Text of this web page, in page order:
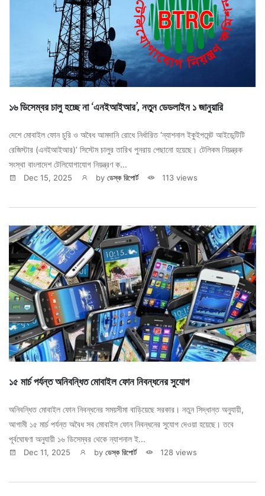
১৬ ডিসেম্বর চালু হচ্ছে না ‘এনইআইআর’, নতুন ডেডলাইন ১ জানুয়ারি
দেশে মোবাইল ফোন চুরি ও অবৈধ আমদানি রোধে নির্ধারিত ‘ন্যাশনাল ইকুইপমেন্ট আইডেন্টিটি
রেজিস্টার (এনইআইআর)’ সিস্টেম চালুর তারিখ পুনরায় পেছানো হয়েছে। টেলিকম নিয়ন্ত্রক
সংস্থা বাংলাদেশ টেলিযোগাযোগ নিয়ন্ত্রণ ক...
Dec 15, 2025 by ডেস্ক রিপোর্ট 113 views
১৫ মার্চ পর্যন্ত অনিবন্ধিত মোবাইল ফোন নিবন্ধনের সুযোগ
অনিবন্ধিত মোবাইল ফোন নিবন্ধনের সময়সীমা বাড়িয়েছে সরকার। নতুন সিদ্ধান্ত অনুযায়ী,
আগামী ১৫ মার্চ পর্যন্ত অবৈধ সব মোবাইল ফোন নিবন্ধনের সুযোগ দেওয়া হয়েছে। তবে
পূর্বঘোষণা অনুযায়ী ১৬ ডিসেম্বর থেকে ন্যাশনাল ই...
Dec 11, 2025 by ডেস্ক রিপোর্ট 128 views